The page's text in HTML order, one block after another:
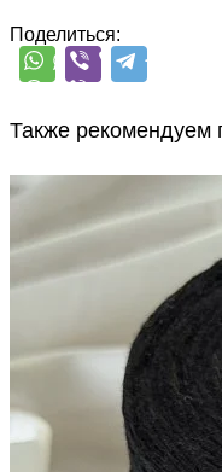
Поделиться:
Также рекомендуем
В наличии 11280+
380
1
за